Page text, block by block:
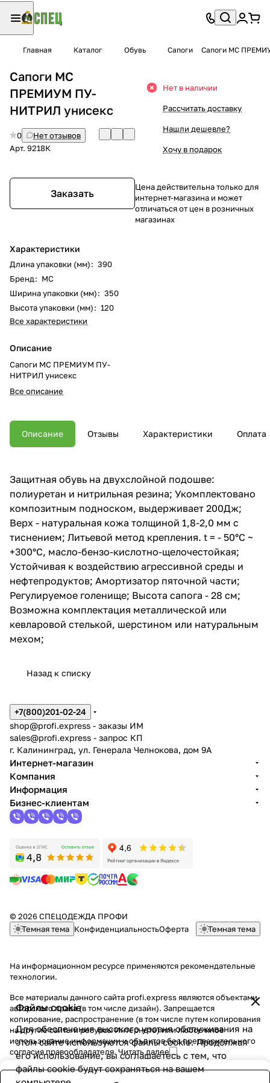
Главная Каталог Обувь Сапоги Сапоги МС
Сапоги МС
ПРЕМИУМ ПУ-
НИТРИЛ унисекс
0
Нет отзывов
Арт. 9218К
Заказать
Характеристики
Длина упаковки (мм): 390
Бренд: МС
Ширина упаковки (мм): 350
Высота упаковки (мм): 120
Все характеристики
Описание
Сапоги МС ПРЕМИУМ ПУ-
НИТРИЛ унисекс
Все описание
Нет в наличии
Рассчитать доставку
Нашли дешевле?
Хочу в подарок
Цена действительна только для
интернет-магазина и может
отличаться от цен в розничных
магазинах
Описание Отзывы Характеристики Оплата
Защитная обувь на двухслойной подошве:
полиуретан и нитрильная резина; Укомплектовано
композитным подноском, выдерживает 200Дж;
Верх - натуральная кожа толщиной 1,8-2,0 мм с
тиснением; Литьевой метод крепления. t = - 50°С ~
+300°С, масло-бензо-кислотно-щелочестойкая;
Устойчивая к воздействию агрессивной среды и
нефтепродуктов; Амортизатор пяточной части;
Регулируемое голенище; Высота сапога - 28 см;
Возможна комплектация металлической или
кевларовой стелькой, шерстином или натуральным
мехом;
Назад к списку
Файлы cookie
Для обеспечения высокого уровня обслуживания на
этом сайте используются файлы cookie. Продолжая
его использование, вы соглашаетесь с тем, что
файлы cookie будут сохраняться на вашем
+7(800)201-02-24
shop@profi.express - заказы ИМ
sales@profi.express - запрос КП
г. Калининград, ул. Генерала Челнокова, дом 9A
Интернет-магазин
Компания
Информация
Бизнес-клиентам
© 2026 СПЕЦОДЕЖДА ПРОФИ
Темная тема КонфиденциальностьОферта Темная тема
На информационном ресурсе применяются рекомендательные
технологии.
Все материалы данного сайта profi.express являются объектами
авторского права (в том числе дизайн). Запрещается
копирование, распространение (в том числе путем копирования
на другие сайты и ресурсы Интернете) или любое иное
использование информации и объектов без предварительного
согласия правообладателя. Читать далее